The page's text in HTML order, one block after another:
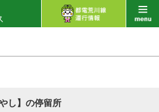
やし】の停留所